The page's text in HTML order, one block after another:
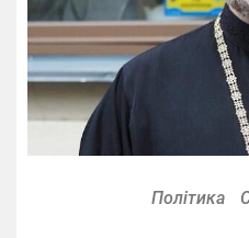
Політика